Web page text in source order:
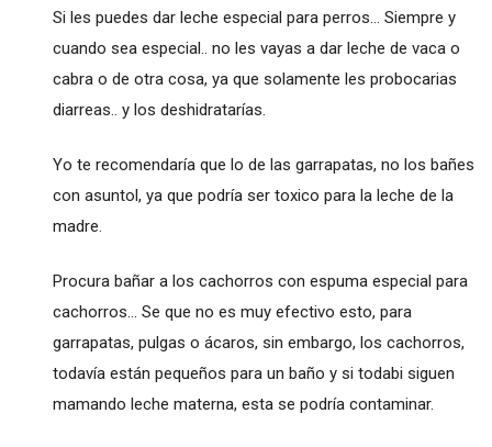
Si les puedes dar leche especial para perros... Siempre y
cuando sea especial.. no les vayas a dar leche de vaca o
cabra o de otra cosa, ya que solamente les probocarias
diarreas.. y los deshidratarías.
Yo te recomendaría que lo de las garrapatas, no los bañes
con asuntol, ya que podría ser toxico para la leche de la
madre.
Procura bañar a los cachorros con espuma especial para
cachorros... Se que no es muy efectivo esto, para
garrapatas, pulgas o ácaros, sin embargo, los cachorros,
todavía están pequeños para un baño y si todabi siguen
mamando leche materna, esta se podría contaminar.